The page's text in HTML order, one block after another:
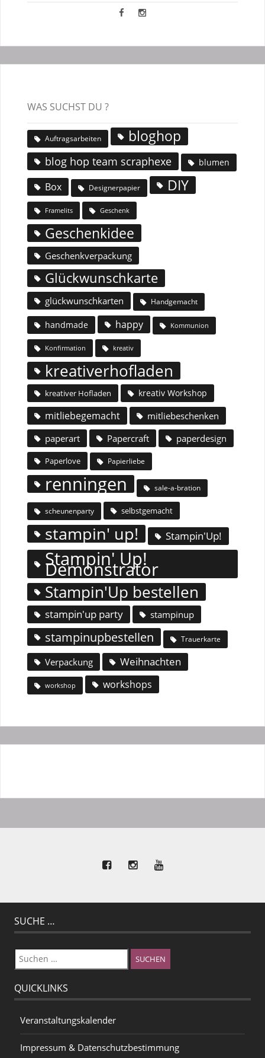
WAS SUCHST DU ?
Auftragsarbeiten bloghop
blog hop team scraphexe blumen
Box Designerpapier DIY
Framelits Geschenk
Geschenkidee
Geschenkverpackung
Glückwunschkarte
glückwunschkarten Handgemacht
handmade happy Kommunion
Konfirmation kreativ
kreativerhofladen
kreativer Hofladen kreativ Workshop
mitliebegemacht
mitliebeschenken
paperart
Papercraft paperdesign
Paperlove Papierliebe
renningen sale-a-bration
scheunenparty selbstgemacht
stampin' up! Stampin'Up!
Stampin' Up!
Demonstrator
Stampin'Up bestellen
stampin'up party stampinup
stampinupbestellen Trauerkarte
Verpackung Weihnachten
workshop workshops
SUCHE …
Suchen
nach:
QUICKLINKS
Veranstaltungskalender
Impressum & Datenschutzbestimmung